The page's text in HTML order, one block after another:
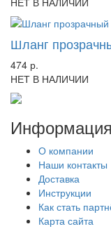
Шланг
474 р.
НЕТ В НАЛИЧИИ
Информация
О компании
Наши контакты
Доставка
Инструкции
Как стать
Карта сайта